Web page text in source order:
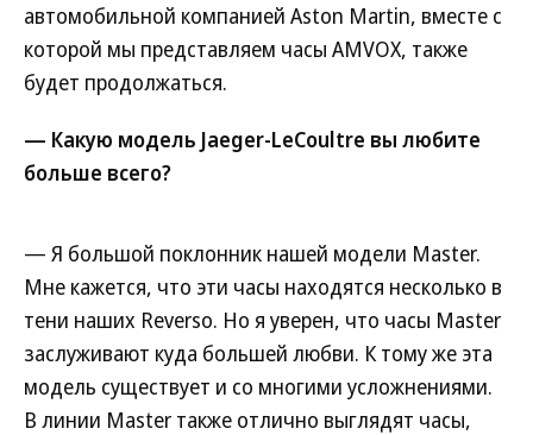
автомобильной компанией Aston Martin, вместе с
которой мы представляем часы AMVOX, также
будет продолжаться.
— Какую модель Jaeger-LeCoultre вы любите
больше всего?
— Я большой поклонник нашей модели Master.
Мне кажется, что эти часы находятся несколько в
тени наших Reverso. Но я уверен, что часы Master
заслуживают куда большей любви. К тому же эта
модель существует и со многими усложнениями.
В линии Master также отлично выглядят часы,